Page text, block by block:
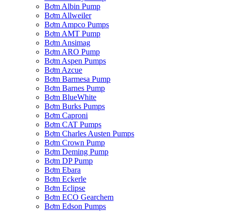
Bơm Albin Pump
Bơm Allweiler
Bơm Ampco Pumps
Bơm AMT Pump
Bơm Ansimag
Bơm ARO Pump
Bơm Aspen Pumps
Bơm Azcue
Bơm Barmesa Pump
Bơm Barnes Pump
Bơm BlueWhite
Bơm Burks Pumps
Bơm Caproni
Bơm CAT Pumps
Bơm Charles Austen Pumps
Bơm Crown Pump
Bơm Deming Pump
Bơm DP Pump
Bơm Ebara
Bơm Eckerle
Bơm Eclipse
Bơm ECO Gearchem
Bơm Edson Pumps